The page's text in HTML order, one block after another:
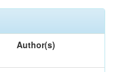
Author(s)